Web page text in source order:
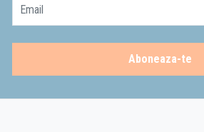
Email
Aboneaza-te